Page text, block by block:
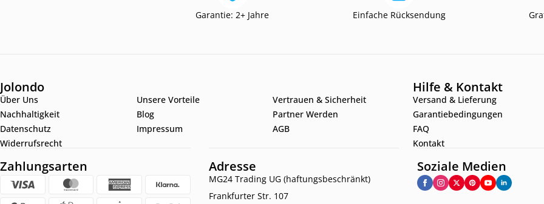
Garantie: 2+ Jahre Einfache Rücksendung
Jolondo
Über Uns Unsere Vorteile
Vertrauen & Sicherheit
Nachhaltigkeit
Blog
Partner Werden
Datenschutz
Impressum
AGB
Widerrufsrecht
Hilfe & Kontakt
Versand & Lieferung
Garantiebedingungen
FAQ
Kontakt
Zahlungsarten Adresse
MG24 Trading UG (haftungsbeschränkt)
Frankfurter Str. 107
Soziale Medien